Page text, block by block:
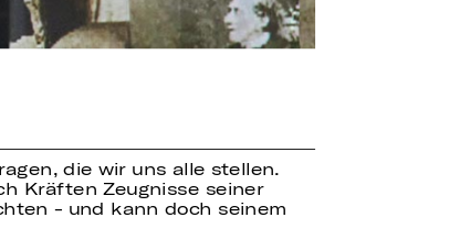
die wir uns alle stellen.
Kräften Zeugnisse seiner
- und kann doch seinem